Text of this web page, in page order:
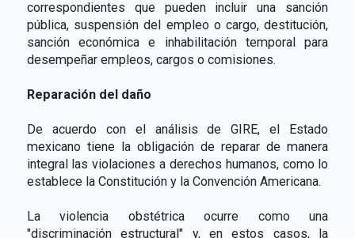
correspondientes que pueden incluir una sanción
pública, suspensión del empleo o cargo, destitución,
sanción económica e inhabilitación temporal para
desempeñar empleos, cargos o comisiones.
Reparación del daño
De acuerdo con el análisis de GIRE, el Estado
mexicano tiene la obligación de reparar de manera
integral las violaciones a derechos humanos, como lo
establece la Constitución y la Convención Americana.
La violencia obstétrica ocurre como una
"discriminación estructural" y, en estos casos, la